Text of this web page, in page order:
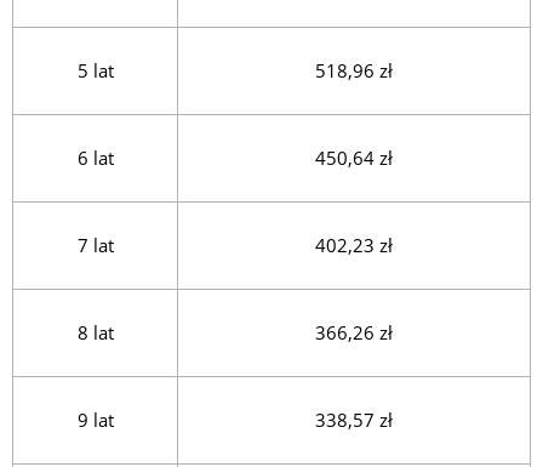
5 lat 518,96 zł
6 lat 450,64 zł
7 lat 402,23 zł
8 lat 366,26 zł
9 lat 338,57 zł